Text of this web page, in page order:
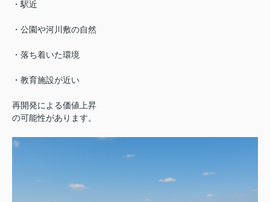
・駅近
・公園や河川敷の自然
・落ち着いた環境
・教育施設が近い
再開発による価値上昇
の可能性があります。